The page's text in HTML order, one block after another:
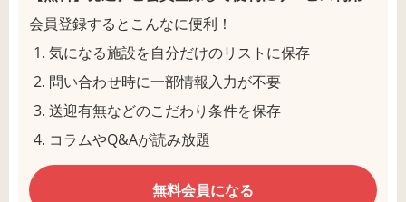
会員登録するとこんなに便利！
気になる施設を自分だけのリストに保存
問い合わせ時に一部情報入力が不要
送迎有無などのこだわり条件を保存
コラムやQ&Aが読み放題
無料会員になる